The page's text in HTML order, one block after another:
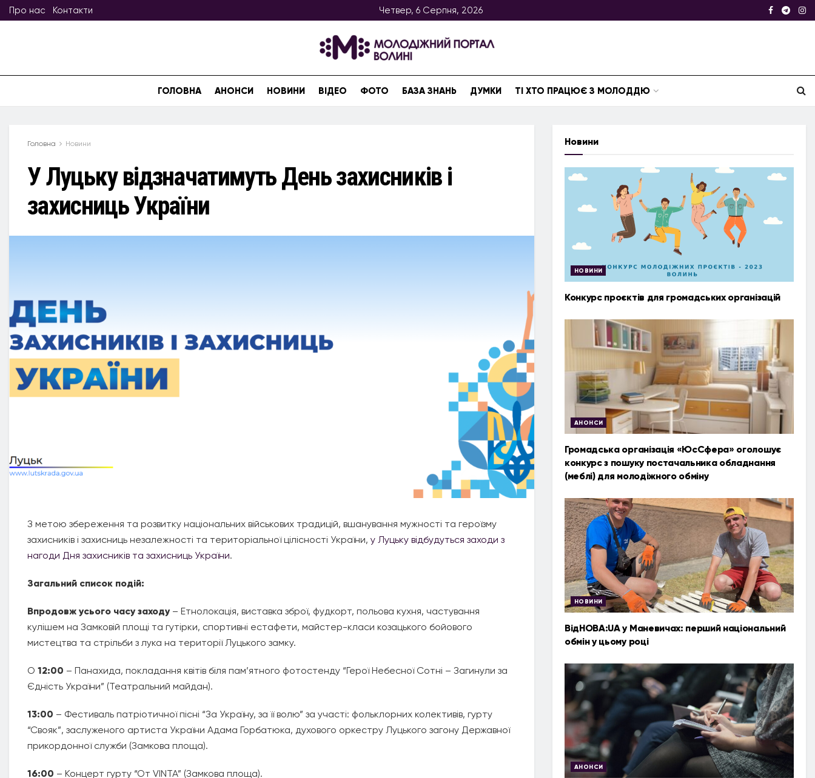
Про нас Контакти Четвер, 6 Серпня, 2026
ГОЛОВНА АНОНСИ НОВИНИ ВІДЕО ФОТО БАЗА ЗНАНЬ ДУМКИ ТІ ХТО ПРАЦЮЄ З МОЛОДДЮ
Головна Новини
У Луцьку відзначатимуть День захисників і
захисниць України
З метою збереження та розвитку національних військових традицій, вшанування мужності та героїзму
захисників і захисниць незалежності та територіальної цілісності України, у Луцьку відбудуться заходи з
нагоди Дня захисників та захисниць України.
Загальний список подій:
Впродовж усього часу заходу– Етнолокація, виставка зброї, фудкорт, польова кухня, частування
кулішем на Замковій площі та гутірки, спортивні естафети, майстер-класи козацького бойового
мистецтва та стрільби з лука на території Луцького замку.
О 12:00 – Панахида, покладання квітів біля пам’ятного фотостенду “Герої Небесної Сотні – Загинули за
Єдність України” (Театральний майдан).
13:00 – Фестиваль патріотичної пісні “За Україну, за її волю” за участі: фольклорних колективів, гурту
“Свояк”, заслуженого артиста України Адама Горбатюка, духового оркестру Луцького загону Державної
прикордонної служби (Замкова площа).
16:00 – Концерт гурту “От VINTA” (Замкова площа).
Новини
НОВИНИ
Конкурс проєктів для громадських організацій
АНОНСИ
Громадська організація «ЮсСфера» оголошує
конкурс з пошуку постачальника обладнання
(меблі) для молодіжного обміну
НОВИНИ
ВідНОВА:UA у Маневичах: перший національний
обмін у цьому році
АНОНСИ